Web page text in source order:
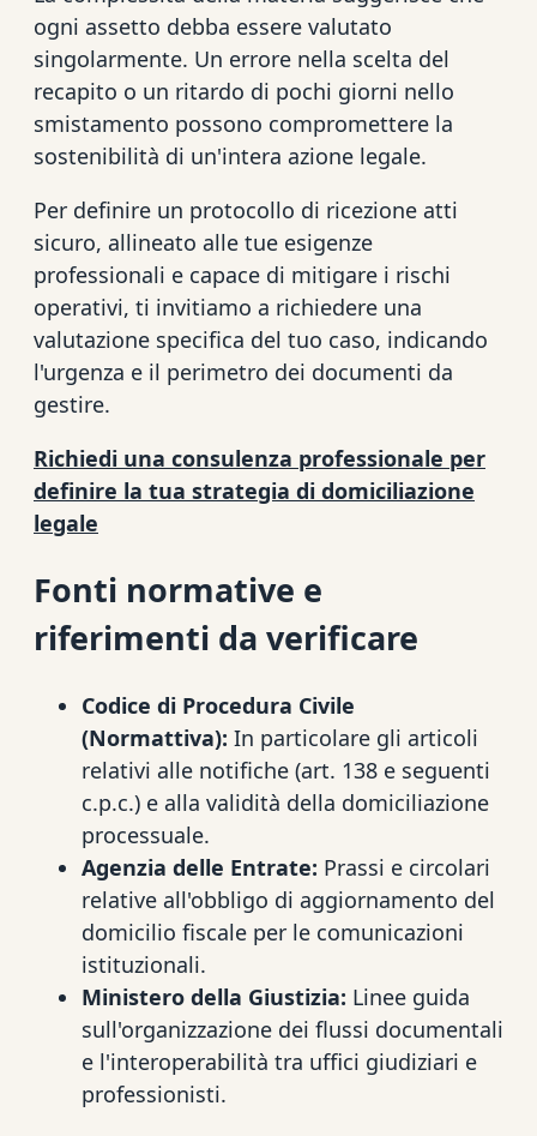
ogni assetto debba essere valutato
singolarmente. Un errore nella scelta del
recapito o un ritardo di pochi giorni nello
smistamento possono compromettere la
sostenibilità di un'intera azione legale.
Per definire un protocollo di ricezione atti
sicuro, allineato alle tue esigenze
professionali e capace di mitigare i rischi
operativi, ti invitiamo a richiedere una
valutazione specifica del tuo caso, indicando
l'urgenza e il perimetro dei documenti da
gestire.
Richiedi una consulenza professionale per
definire la tua strategia di domiciliazione
legale
Fonti normative e
riferimenti da verificare
Codice di Procedura Civile
(Normattiva): In particolare gli articoli
relativi alle notifiche (art. 138 e seguenti
c.p.c.) e alla validità della domiciliazione
processuale.
Agenzia delle Entrate: Prassi e circolari
relative all'obbligo di aggiornamento del
domicilio fiscale per le comunicazioni
istituzionali.
Ministero della Giustizia: Linee guida
sull'organizzazione dei flussi documentali
e l'interoperabilità tra uffici giudiziari e
professionisti.